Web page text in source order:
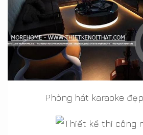
Phòng hát karaoke